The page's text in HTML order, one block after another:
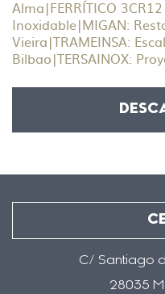
Alma|FERRÍTICO 3CR12
Inoxidable|MIGAN:
Vieira|TRAMEINSA:
Bilbao|TERSAINOX:
C/ Santiago
28035